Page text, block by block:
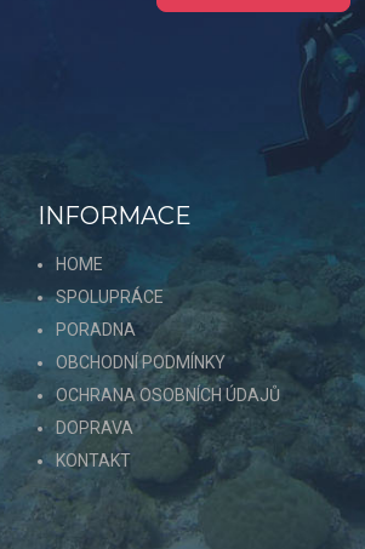
INFORMACE
HOME
SPOLUPRÁCE
PORADNA
OBCHODNÍ PODMÍNKY
OCHRANA OSOBNÍCH ÚDAJŮ
DOPRAVA
KONTAKT